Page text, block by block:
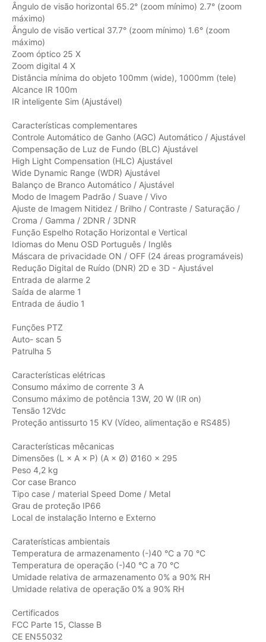
Ângulo de visão horizontal 65.2° (zoom mínimo) 2.7° (zoom
máximo)
Ângulo de visão vertical 37.7° (zoom mínimo) 1.6° (zoom
máximo)
Zoom óptico 25 X
Zoom digital 4 X
Distância mínima do objeto 100mm (wide), 1000mm (tele)
Alcance IR 100m
IR inteligente Sim (Ajustável)
Características complementares
Controle Automático de Ganho (AGC) Automático / Ajustável
Compensação de Luz de Fundo (BLC) Ajustável
High Light Compensation (HLC) Ajustável
Wide Dynamic Range (WDR) Ajustável
Balanço de Branco Automático / Ajustável
Modo de Imagem Padrão / Suave / Vivo
Ajuste de Imagem Nitidez / Brilho / Contraste / Saturação /
Croma / Gamma / 2DNR / 3DNR
Função Espelho Rotação Horizontal e Vertical
Idiomas do Menu OSD Português / Inglês
Máscara de privacidade ON / OFF (24 áreas programáveis)
Redução Digital de Ruído (DNR) 2D e 3D - Ajustável
Entrada de alarme 2
Saída de alarme 1
Entrada de áudio 1
Funções PTZ
Auto- scan 5
Patrulha 5
Características elétricas
Consumo máximo de corrente 3 A
Consumo máximo de potência 13W, 20 W (IR on)
Tensão 12Vdc
Proteção antissurto 15 KV (Vídeo, alimentação e RS485)
Características mêcanicas
Dimensões (L × A × P) (A × Ø) Ø160 x 295
Peso 4,2 kg
Cor case Branco
Tipo case / material Speed Dome / Metal
Grau de proteção IP66
Local de instalação Interno e Externo
Caraterísticas ambientais
Temperatura de armazenamento (-)40 °C a 70 °C
Temperatura de operação (-)40 °C a 70 °C
Umidade relativa de armazenamento 0% a 90% RH
Umidade relativa de operação 0% a 90% RH
Certificados
FCC Parte 15, Classe B
CE EN55032